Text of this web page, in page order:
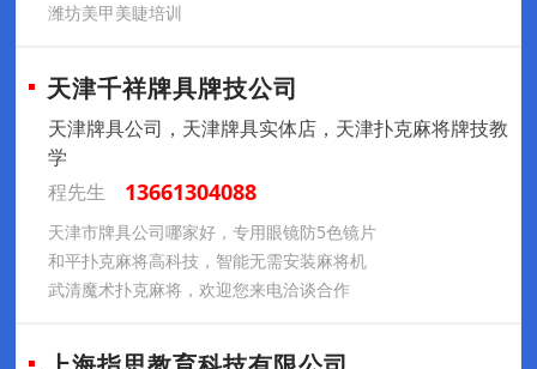
潍坊美甲美睫培训
天津千祥牌具牌技公司
天津牌具公司，天津牌具实体店，天津扑克麻将牌技教
学
程先生
13661304088
天津市牌具公司哪家好，专用眼镜防5色镜片
和平扑克麻将高科技，智能无需安装麻将机
武清魔术扑克麻将，欢迎您来电洽谈合作